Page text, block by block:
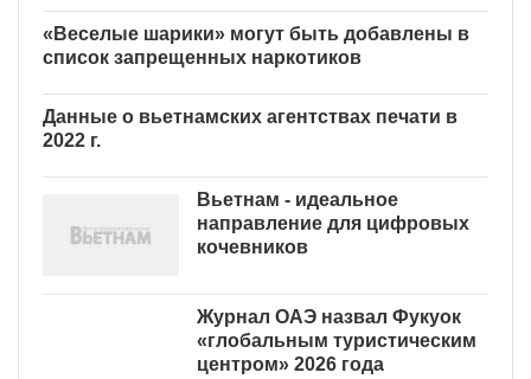
«Веселые шарики» могут быть добавлены в
Данные о вьетнамских агентствах печати в
Вьетнам - идеальное
направление для цифровых
Журнал ОАЭ назвал Фукуок
«глобальным туристическим